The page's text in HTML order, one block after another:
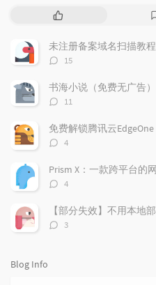
P
p
u
a
r
r
t
c
l
s
未注册备案域名扫描教程
评
数：
15
书海小说（免费无广告）
评
数：
11
评
数：
4
评
数：
4
评
3
Blog Info